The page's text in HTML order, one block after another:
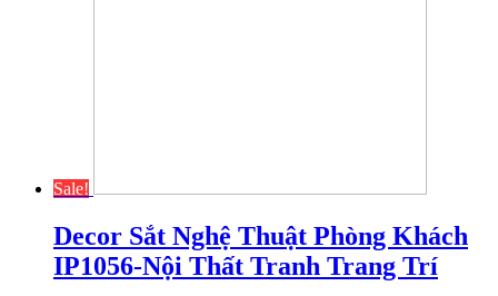
Sale!
Decor Sắt Nghệ Thuật Phòng Khách
IP1056-Nội Thất Tranh Trang Trí